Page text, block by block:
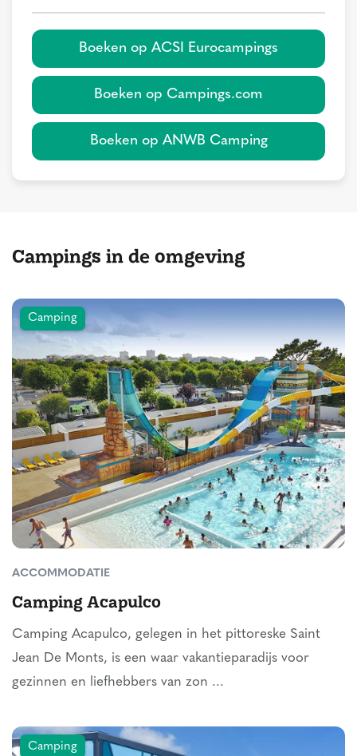
Boeken op ACSI Eurocampings
Boeken op Campings.com
Boeken op ANWB Camping
Campings in de omgeving
Camping
ACCOMMODATIE
Camping Acapulco
Camping Acapulco, gelegen in het pittoreske Saint
Jean De Monts, is een waar vakantieparadijs voor
gezinnen en liefhebbers van zon ...
Camping